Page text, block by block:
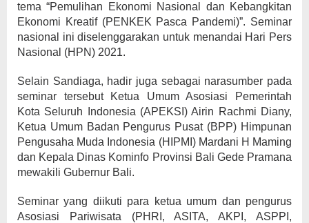
tema “Pemulihan Ekonomi Nasional dan Kebangkitan
Ekonomi Kreatif (PENKEK Pasca Pandemi)”. Seminar
nasional ini diselenggarakan untuk menandai Hari Pers
Nasional (HPN) 2021.
Selain Sandiaga, hadir juga sebagai narasumber pada
seminar tersebut Ketua Umum Asosiasi Pemerintah
Kota Seluruh Indonesia (APEKSI) Airin Rachmi Diany,
Ketua Umum Badan Pengurus Pusat (BPP) Himpunan
Pengusaha Muda Indonesia (HIPMI) Mardani H Maming
dan Kepala Dinas Kominfo Provinsi Bali Gede Pramana
mewakili Gubernur Bali.
Seminar yang diikuti para ketua umum dan pengurus
Asosiasi Pariwisata (PHRI, ASITA, AKPI, ASPPI,